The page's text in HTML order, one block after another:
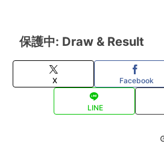
保護中: Draw & Result
X Facebook
LINE